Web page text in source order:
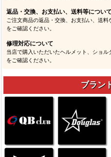
返品・交換、お支払い、送料等について
ご注文商品の返品・交換、お支払い、送
をご確認ください。
修理対応について
当店で購入いただいたヘルメット、ショ
をご確認ください。
ブラン